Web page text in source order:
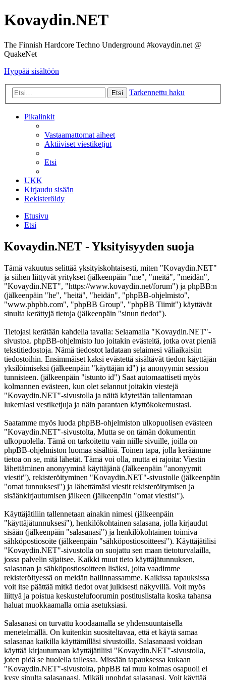
Kovaydin.NET
The Finnish Hardcore Techno Underground #kovaydin.net @
QuakeNet
Hyppää sisältöön
Etsi Tarkennettu haku
Pikalinkit
Vastaamattomat aiheet
Aktiiviset viestiketjut
Etsi
UKK
Kirjaudu sisään
Rekisteröidy
Etusivu
Etsi
Kovaydin.NET - Yksityisyyden suoja
Tämä vakuutus selittää yksityiskohtaisesti, miten "Kovaydin.NET"
ja siihen liittyvät yritykset (jälkeenpäin "me", "meitä", "meidän",
"Kovaydin.NET", "https://www.kovaydin.net/forum") ja phpBB:n
(jälkeenpäin "he", "heitä", "heidän", "phpBB-ohjelmisto",
"www.phpbb.com", "phpBB Group", "phpBB Tiimit") käyttävät
sinulta kerättyjä tietoja (jälkeenpäin "sinun tiedot").
Tietojasi kerätään kahdella tavalla: Selaamalla "Kovaydin.NET"-
sivustoa. phpBB-ohjelmisto luo joitakin evästeitä, jotka ovat pieniä
tekstitiedostoja. Nämä tiedostot ladataan selaimesi väliaikaisiin
tiedostoihin. Ensimmäiset kaksi evästettä sisältävät tiedon käyttäjän
yksilöimiseksi (jälkeenpäin "käyttäjän id") ja anonyymin session
tunnisteen. (jälkeenpäin "istunto id") Saat automaattiseti myös
kolmannen evästeen, kun olet selannut joitakin viestejä
"Kovaydin.NET"-sivustolla ja näitä käytetään tallentamaan
lukemiasi vestiketjuja ja näin parantaen käyttökokemustasi.
Saatamme myös luoda phpBB-ohjelmiston ulkopuolisen evästeen
"Kovaydin.NET"-sivustolta, Mutta se on tämän dokumentin
ulkopuolella. Tämä on tarkoitettu vain niille sivuille, joilla on
phpBB-ohjelmiston luomaa sisältöä. Toinen tapa, jolla keräämme
tietoa on se, mitä lähetät. Tämä voi olla, mutta ei rajoita: Viestin
lähettäminen anonyyminä käyttäjänä (Jälkeenpäin "anonyymit
viestit"), rekisteröityminen "Kovaydin.NET"-sivustolle (jälkeenpäin
"omat tunnuksesi") ja lähettämäsi viestit rekisteröitymisen ja
sisäänkirjautumisen jälkeen (jälkeenpäin "omat viestisi").
Käyttäjätiliin tallennetaan ainakin nimesi (jälkeenpäin
"käyttäjätunnuksesi"), henkilökohtainen salasana, jolla kirjaudut
sisään (jälkeenpäin "salasanasi") ja henkilökohtainen toimiva
sähköpostiosoite (jälkeenpäin "sähköpostiosoitteesi"). Käyttäjätilisi
"Kovaydin.NET"-sivustolla on suojattu sen maan tietoturvalailla,
jossa palvelin sijaitsee. Kaikki muut tieto käyttäjätunnuksen,
salasanan ja sähköpostiosoitteen lisäksi, joita vaadimme
rekisteröityessä on meidän hallinnassamme. Kaikissa tapauksissa
voit itse päättää mitkä tiedot ovat julkisesti näkyvillä. Voit myös
liittyä ja poistua keskustelufoorumin postituslistalta koska tahansa
haluat muokkaamalla omia asetuksiasi.
Salasanasi on turvattu koodaamalla se yhdensuuntaisella
menetelmällä. On kuitenkin suositeltavaa, että et käytä samaa
salasanaa kaikilla käyttämilläsi sivustoilla. Salasanaasi voidaan
käyttää kirjautumaan käyttäjätiliisi "Kovaydin.NET"-sivustolla,
joten pidä se huolella tallessa. Missään tapauksessa kukaan
"Kovaydin.NET"-sivustolta, phpBB tai muu kolmas osapuoli ei
kysy sinulta salasanaasi. Mikäli unohdat salasanasi. Voit käyttää